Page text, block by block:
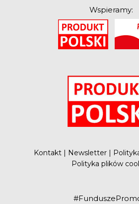
Wspieramy:
Kontakt | Newsletter |
Polityka plików